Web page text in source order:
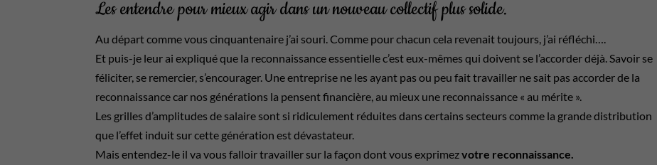
Les entendre pour mieux agir dans un nouveau collectif plus solide.
Au départ comme vous cinquantenaire j’ai souri. Comme pour chacun cela revenait toujours, j’ai réfléchi….
Et puis-je leur ai expliqué que la reconnaissance essentielle c’est eux-mêmes qui doivent se l’accorder déjà. Savoir se
féliciter, se remercier, s’encourager. Une entreprise ne les ayant pas ou peu fait travailler ne sait pas accorder de la
reconnaissance car nos générations la pensent financière, au mieux une reconnaissance « au mérite ».
Les grilles d’amplitudes de salaire sont si ridiculement réduites dans certains secteurs comme la grande distribution
que l’effet induit sur cette génération est dévastateur.
Mais entendez-le il va vous falloir travailler sur la façon dont vous exprimezvotre reconnaissance.